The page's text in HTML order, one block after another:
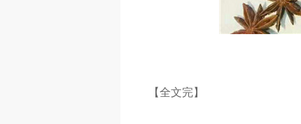
【全文完】